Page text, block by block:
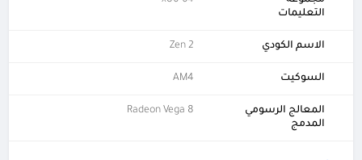
التعليمات
الاسم الكودي Zen 2
السوكيت AM4
المعالج الرسومي
المدمج
Radeon Vega 8